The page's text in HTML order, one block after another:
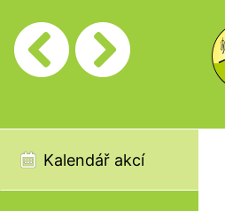
Kalendář akcí